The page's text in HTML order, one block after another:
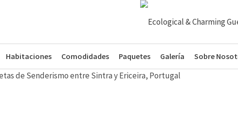
Habitaciones Comodidades Paquetes Galería Sobre